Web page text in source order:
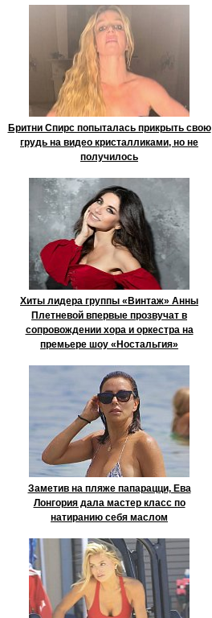
Бритни Спирс попыталась прикрыть свою
грудь на видео кристалликами, но не
получилось
Хиты лидера группы «Винтаж» Анны
Плетневой впервые прозвучат в
сопровождении хора и оркестра на
премьере шоу «Ностальгия»
Заметив на пляже папарацци, Ева
Лонгория дала мастер класс по
натиранию себя маслом